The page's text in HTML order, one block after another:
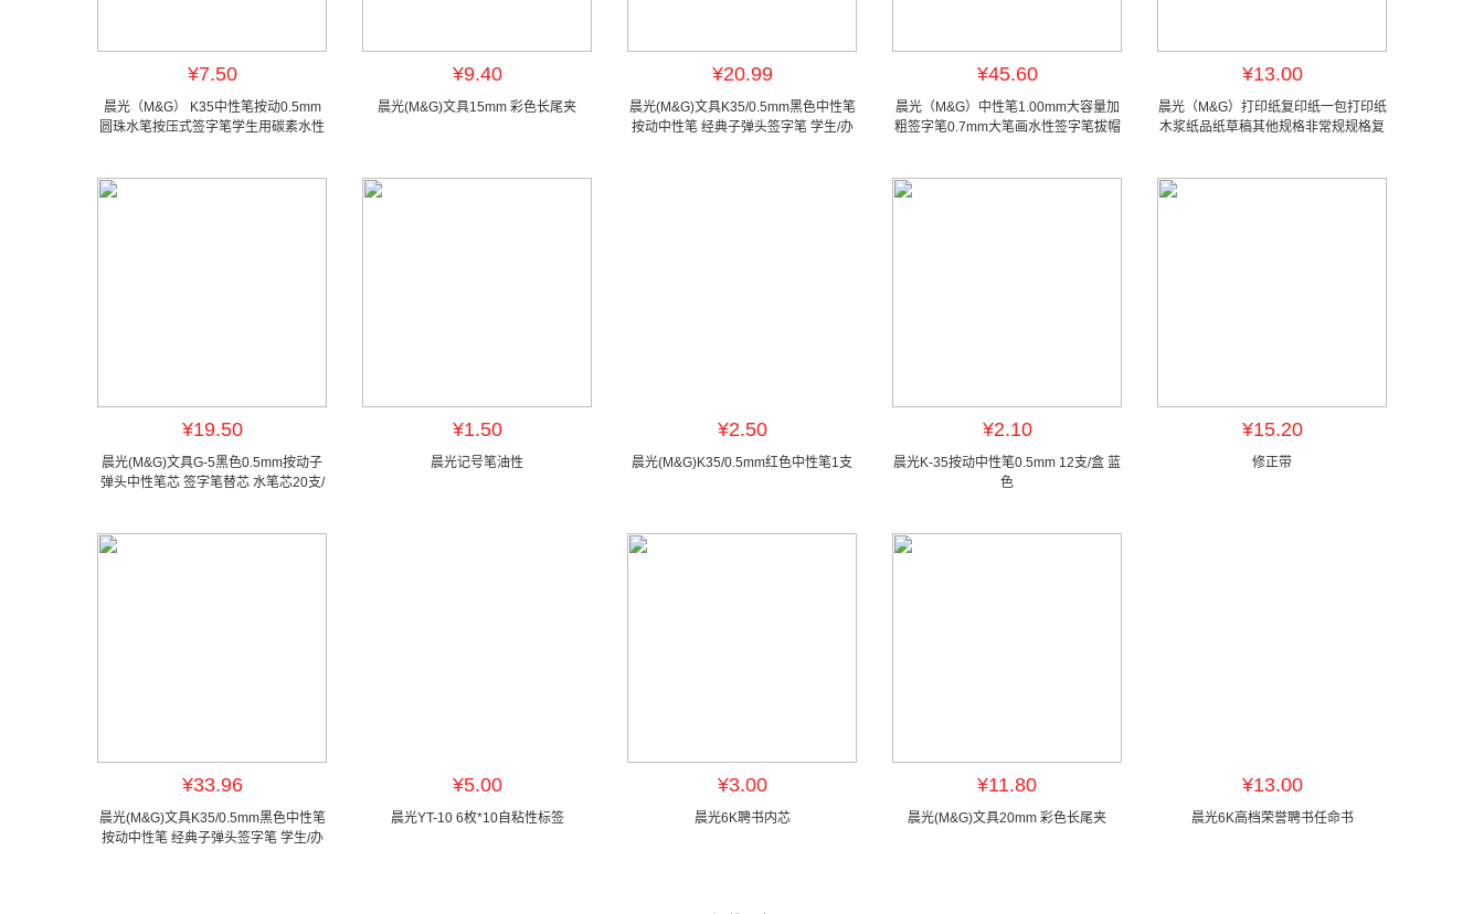
¥7.50
晨光（M&G） K35中性笔按动0.5mm
圆珠水笔按压式签字笔学生用碳素水性
¥9.40
晨光(M&G)文具15mm 彩色长尾夹
¥20.99
晨光(M&G)文具K35/0.5mm黑色中性笔
按动中性笔 经典子弹头签字笔 学生/办
¥45.60
晨光（M&G）中性笔1.00mm大容量加
粗签字笔0.7mm大笔画水性签字笔拔帽
¥13.00
晨光（M&G）打印纸复印纸一包打印纸
木浆纸品纸草稿其他规格非常规规格复
¥19.50
晨光(M&G)文具G-5黑色0.5mm按动子
弹头中性笔芯 签字笔替芯 水笔芯20支/
¥1.50
晨光记号笔油性
¥2.50
晨光(M&G)K35/0.5mm红色中性笔1支
¥2.10
晨光K-35按动中性笔0.5mm 12支/盒 蓝
色
¥15.20
修正带
¥33.96
晨光(M&G)文具K35/0.5mm黑色中性笔
按动中性笔 经典子弹头签字笔 学生/办
¥5.00
晨光YT-10 6枚*10自粘性标签
¥3.00
晨光6K聘书内芯
¥11.80
晨光(M&G)文具20mm 彩色长尾夹
¥13.00
晨光6K高档荣誉聘书任命书